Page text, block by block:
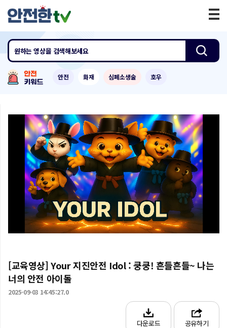
원하는 영상을 검색해보세요
안전 화재 심폐소생술 호우
0:00/1:33
[교육영상] Your 지진안전 Idol : 쿵쿵! 흔들흔들~ 나는
너의 안전 아이돌
2025-09-03 14:45:27.0
다운로드 공유하기